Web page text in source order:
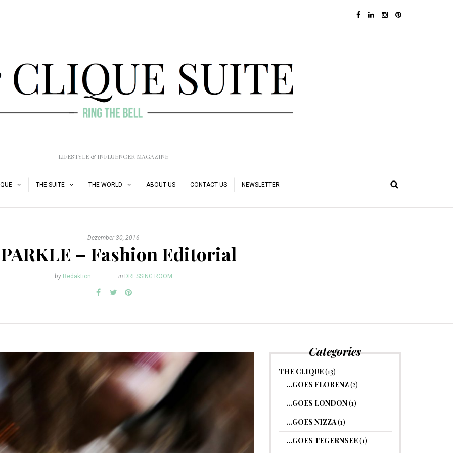
LIFESTYLE & INFLUENCER MAGAZINE
THE SUITE THE WORLD ABOUT US CONTACT US NEWSLETTER
Dezember 30, 2016
– Fashion Editorial
by Redaktion in DRESSING ROOM
Categories
THE CLIQUE(13)
…GOES FLORENZ(2)
…GOES LONDON(1)
…GOES NIZZA(1)
…GOES TEGERNSEE(1)